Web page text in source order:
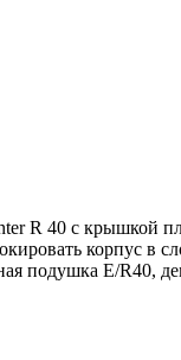
R 40 с крышкой
корпус в
подушка E/R40,